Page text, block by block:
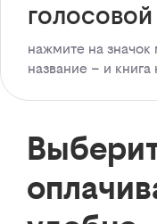
нажмите на
название – и книга